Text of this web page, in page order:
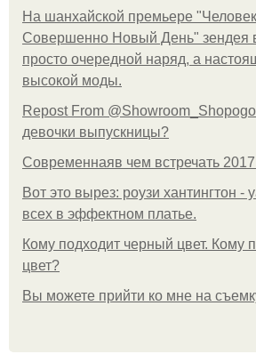
На шанхайской премьере
Совершенно Новый День" зендея
просто очередной наряд, а
высокой моды.
Repost From
девочки выпускницы?
Современнаяв чем встречать 2017
Вот это вырез: роузи хантингтон -
всех в эффектном платьe.
Кому подходит черный цвет. Кому
цвет?
Вы можете прийти ко мне на